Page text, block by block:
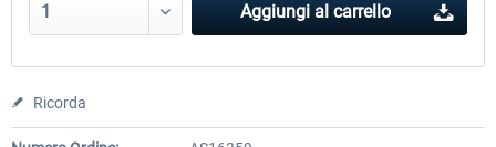
Aggiungi al carrello
Ricorda